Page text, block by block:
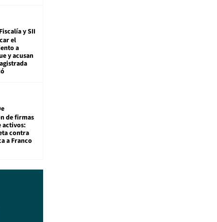
Fiscalía y SII
el
a
y acusan
de firmas
activos:
contra
a Franco